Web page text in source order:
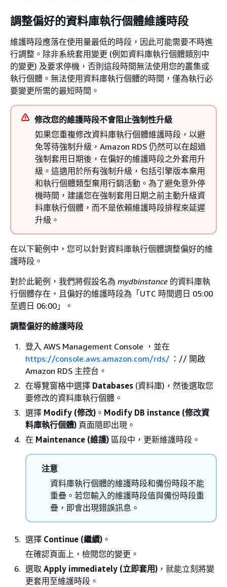
調整偏好的資料庫執行個體維護時段
維護時段應落在使用量最低的時段，因此可能需要不時進
行調整。除非系統套用變更 (例如資料庫執行個體類別中
的變更) 及要求停機，否則這段時間無法使用您的叢集或
執行個體。無法使用資料庫執行個體的時間，僅為執行必
要變更所需的最短時間。
修改您的維護時段不會阻止強制性升級
如果您重複修改資料庫執行個體維護時段，以避
免等待強制升級，Amazon RDS 仍然可以在超過
強制套用日期後，在偏好的維護時段之外套用升
級。這適用於所有強制升級，包括引擎版本棄用
和執行個體類型棄用行銷活動。為了避免意外停
機時間，建議您在強制套用日期之前主動升級資
料庫執行個體，而不是依賴維護時段排程來延遲
升級。
在以下範例中，您可以針對資料庫執行個體調整偏好的維
護時段。
對於此範例，我們將假設名為 mydbinstance 的資料庫執
行個體存在，且偏好的維護時段為「UTC 時間週日 05:00
至週日 06:00」。
調整偏好的維護時段
登入 AWS Management Console ，並在
https://console.aws.amazon.com/rds/ ：// 開啟
Amazon RDS 主控台。
在導覽窗格中選擇 Databases (資料庫)，然後選取您
要修改的資料庫執行個體。
選擇 Modify (修改) 。 Modify DB instance (修改資
料庫執行個體) 頁面隨即出現。
在 Maintenance (維護) 區段中，更新維護時段。
注意
資料庫執行個體的維護時段和備份時段不能
重疊。若您輸入的維護時段值與備份時段重
疊，即會出現錯誤訊息。
選擇 Continue (繼續) 。
在確認頁面上，檢閱您的變更。
選取 Apply immediately (立即套用) ，就能立刻將變
更套用至維護時段。